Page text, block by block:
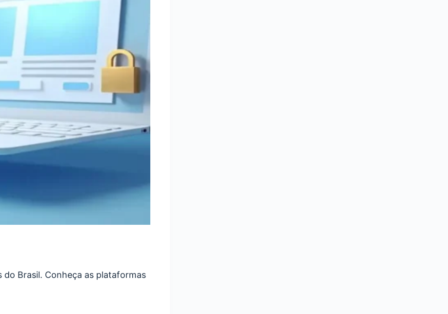
Brasil. Conheça as plataformas